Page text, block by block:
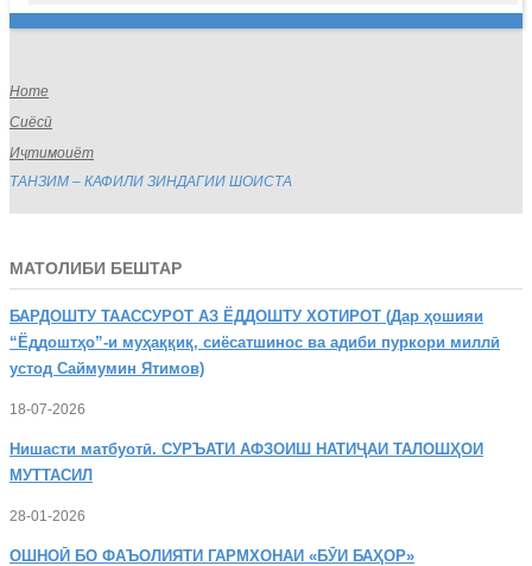
Home
Сиёсӣ
Иҷтимоиёт
ТАНЗИМ – КАФИЛИ ЗИНДАГИИ ШОИСТА
МАТОЛИБИ БЕШТАР
БАРДОШТУ ТААССУРОТ АЗ ЁДДОШТУ ХОТИРОТ (Дар ҳошияи
“Ёддоштҳо”-и муҳаққиқ, сиёсатшинос ва адиби пуркори миллӣ
устод Саймумин Ятимов)
18-07-2026
Нишасти матбуотӣ. СУРЪАТИ АФЗОИШ НАТИҶАИ ТАЛОШҲОИ
МУТТАСИЛ
28-01-2026
ОШНОӢ БО ФАЪОЛИЯТИ ГАРМХОНАИ «БӮИ БАҲОР»